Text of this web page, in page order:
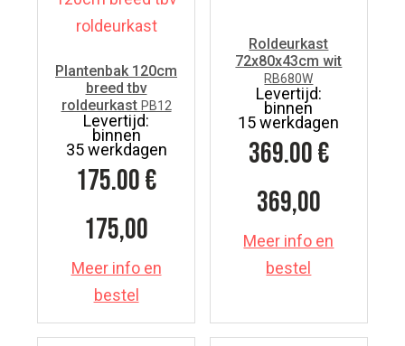
Plantenbak 120cm
breed tbv
roldeurkast PB12
Levertijd:
binnen
35 werkdagen
175.00€
175,00
Meer info en
bestel
Roldeurkast
72x80x43cm wit
RB680W
Levertijd:
binnen
15 werkdagen
369.00€
369,00
Meer info en
bestel